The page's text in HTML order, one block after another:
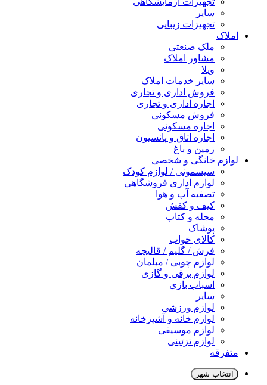
سایر
تجهیزات زیبایی
املاک
ملک صنعتی
مشاور املاک
ویلا
سایر خدمات املاک
فروش اداری و تجاری
اجاره اداری و تجاری
فروش مسکونی
اجاره مسکونی
اجاره اتاق و پانسیون
زمین و باغ
لوازم خانگی و شخصی
سیسمونی / لوازم کودک
لوازم اداری فروشگاهی
تصفیه آب و هوا
کیف و کفش
مجله و کتاب
پوشاک
کالای خواب
فرش / گلیم / قالیچه
لوازم چوبی / مبلمان
لوازم برقی و گازی
اسباب بازی
سایر
لوازم ورزشی
لوازم خانه و آشپزخانه
لوازم موسیقی
لوازم تزئینی
متفرقه
انتخاب شهر